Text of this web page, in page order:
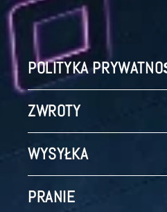
POLITYKA
ZWROTY
WYSYŁKA
PRANIE